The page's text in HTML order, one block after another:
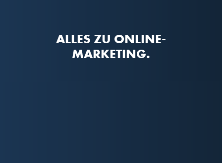
ALLES ZU ONLINE-
MARKETING.